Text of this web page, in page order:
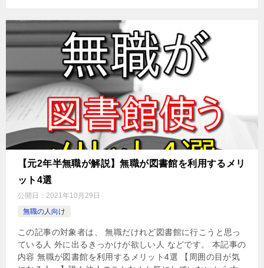
【元2年半無職が解説】無職が図書館を利用するメリ
ット4選
公開日： 2021年10月29日
無職の人向け
この記事の対象者は、 無職だけれど図書館に行こうと思っ
ている人 外に出るきっかけが欲しい人 などです。 本記事の
内容 無職が図書館を利用するメリット4選 【周囲の目が気